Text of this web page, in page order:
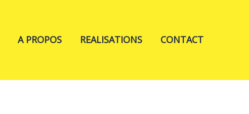
A PROPOS REALISATIONS CONTACT